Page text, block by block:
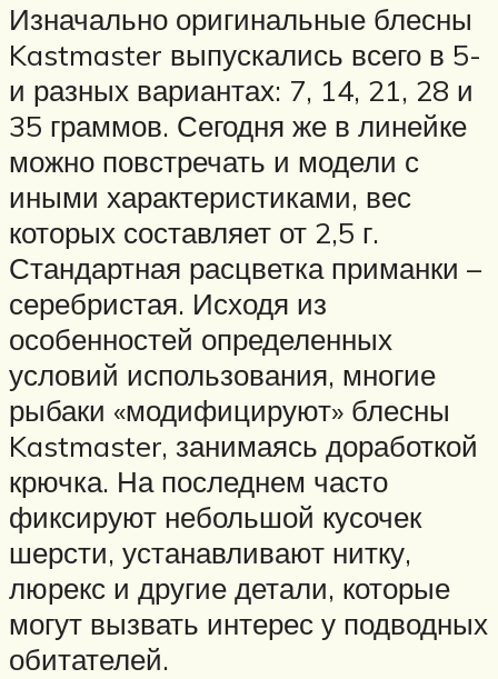
Изначально оригинальные блесны
Kastmaster выпускались всего в 5-
и разных вариантах: 7, 14, 21, 28 и
35 граммов. Сегодня же в линейке
можно повстречать и модели с
иными характеристиками, вес
которых составляет от 2,5 г.
Стандартная расцветка приманки –
серебристая. Исходя из
особенностей определенных
условий использования, многие
рыбаки «модифицируют» блесны
Kastmaster, занимаясь доработкой
крючка. На последнем часто
фиксируют небольшой кусочек
шерсти, устанавливают нитку,
люрекс и другие детали, которые
могут вызвать интерес у подводных
обитателей.